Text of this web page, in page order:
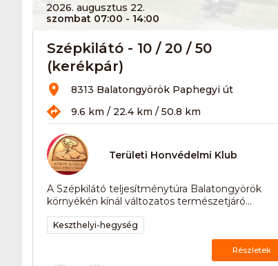
2026. augusztus 22.
szombat 07:00 - 14:00
Szépkilátó - 10 / 20 / 50
(kerékpár)
8313 Balatongyörök Paphegyi út
9.6 km / 22.4 km / 50.8 km
Területi Honvédelmi Klub
A Szépkilátó teljesítménytúra Balatongyörök
környékén kínál változatos természetjáró...
Keszthelyi-hegység
Részletek